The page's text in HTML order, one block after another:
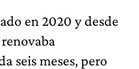
en 2020 y desde
seis meses, pero